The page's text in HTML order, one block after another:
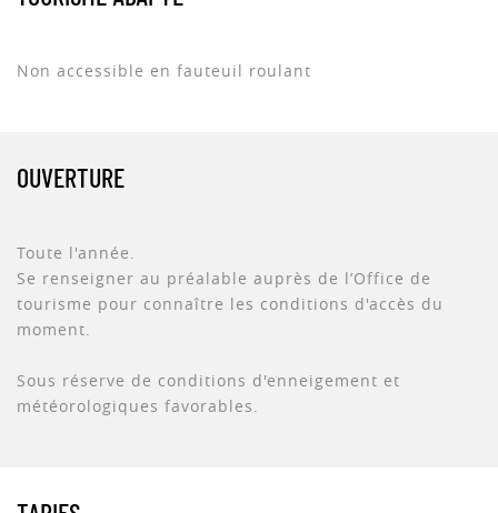
Non accessible en fauteuil roulant
OUVERTURE
Toute l'année.
Se renseigner au préalable auprès de l’Office de
tourisme pour connaître les conditions d'accès du
moment.
Sous réserve de conditions d'enneigement et
météorologiques favorables.